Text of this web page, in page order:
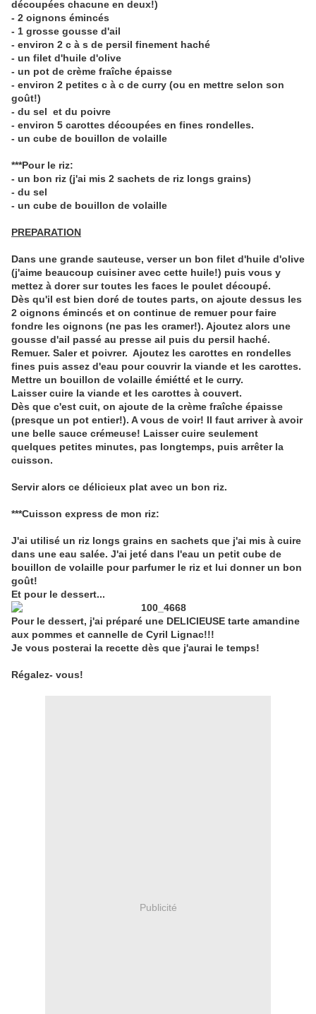
découpées chacune en deux!)
- 2 oignons émincés
- 1 grosse gousse d'ail
- environ 2 c à s de persil finement haché
- un filet d'huile d'olive
- un pot de crème fraîche épaisse
- environ 2 petites c à c de curry (ou en mettre selon son
goût!)
- du sel et du poivre
- environ 5 carottes découpées en fines rondelles.
- un cube de bouillon de volaille
***Pour le riz:
- un bon riz (j'ai mis 2 sachets de riz longs grains)
- du sel
- un cube de bouillon de volaille
PREPARATION
Dans une grande sauteuse, verser un bon filet d'huile d'olive
(j'aime beaucoup cuisiner avec cette huile!) puis vous y
mettez à dorer sur toutes les faces le poulet découpé.
Dès qu'il est bien doré de toutes parts, on ajoute dessus les
2 oignons émincés et on continue de remuer pour faire
fondre les oignons (ne pas les cramer!). Ajoutez alors une
gousse d'ail passé au presse ail puis du persil haché.
Remuer. Saler et poivrer. Ajoutez les carottes en rondelles
fines puis assez d'eau pour couvrir la viande et les carottes.
Mettre un bouillon de volaille émiétté et le curry.
Laisser cuire la viande et les carottes à couvert.
Dès que c'est cuit, on ajoute de la crème fraîche épaisse
(presque un pot entier!). A vous de voir! Il faut arriver à avoir
une belle sauce crémeuse! Laisser cuire seulement
quelques petites minutes, pas longtemps, puis arrêter la
cuisson.
Servir alors ce délicieux plat avec un bon riz.
***Cuisson express de mon riz:
J'ai utilisé un riz longs grains en sachets que j'ai mis à cuire
dans une eau salée. J'ai jeté dans l'eau un petit cube de
bouillon de volaille pour parfumer le riz et lui donner un bon
goût!
Et pour le dessert...
Pour le dessert, j'ai préparé une DELICIEUSE tarte amandine
aux pommes et cannelle de Cyril Lignac!!!
Je vous posterai la recette dès que j'aurai le temps!
Régalez- vous!
Publicité